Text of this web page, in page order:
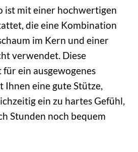
ist mit einer hochwertigen
die eine Kombination
im Kern und einer
verwendet. Diese
ein ausgewogenes
Ihnen eine gute Stütze,
ein zu hartes Gefühl,
Stunden noch bequem